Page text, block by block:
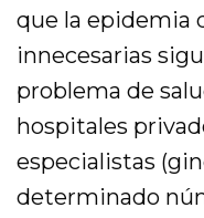
que la epidemia
innecesarias
problema de
hospitales
especialistas
determinado